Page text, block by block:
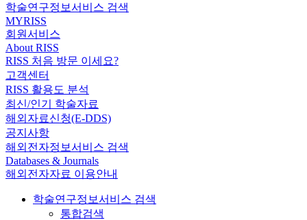
학술연구정보서비스 검색
MYRISS
회원서비스
About RISS
RISS 처음 방문 이세요?
고객센터
RISS 활용도 분석
최신/인기 학술자료
해외자료신청(E-DDS)
공지사항
해외전자정보서비스 검색
Databases & Journals
해외전자자료 이용안내
학술연구정보서비스 검색
통합검색